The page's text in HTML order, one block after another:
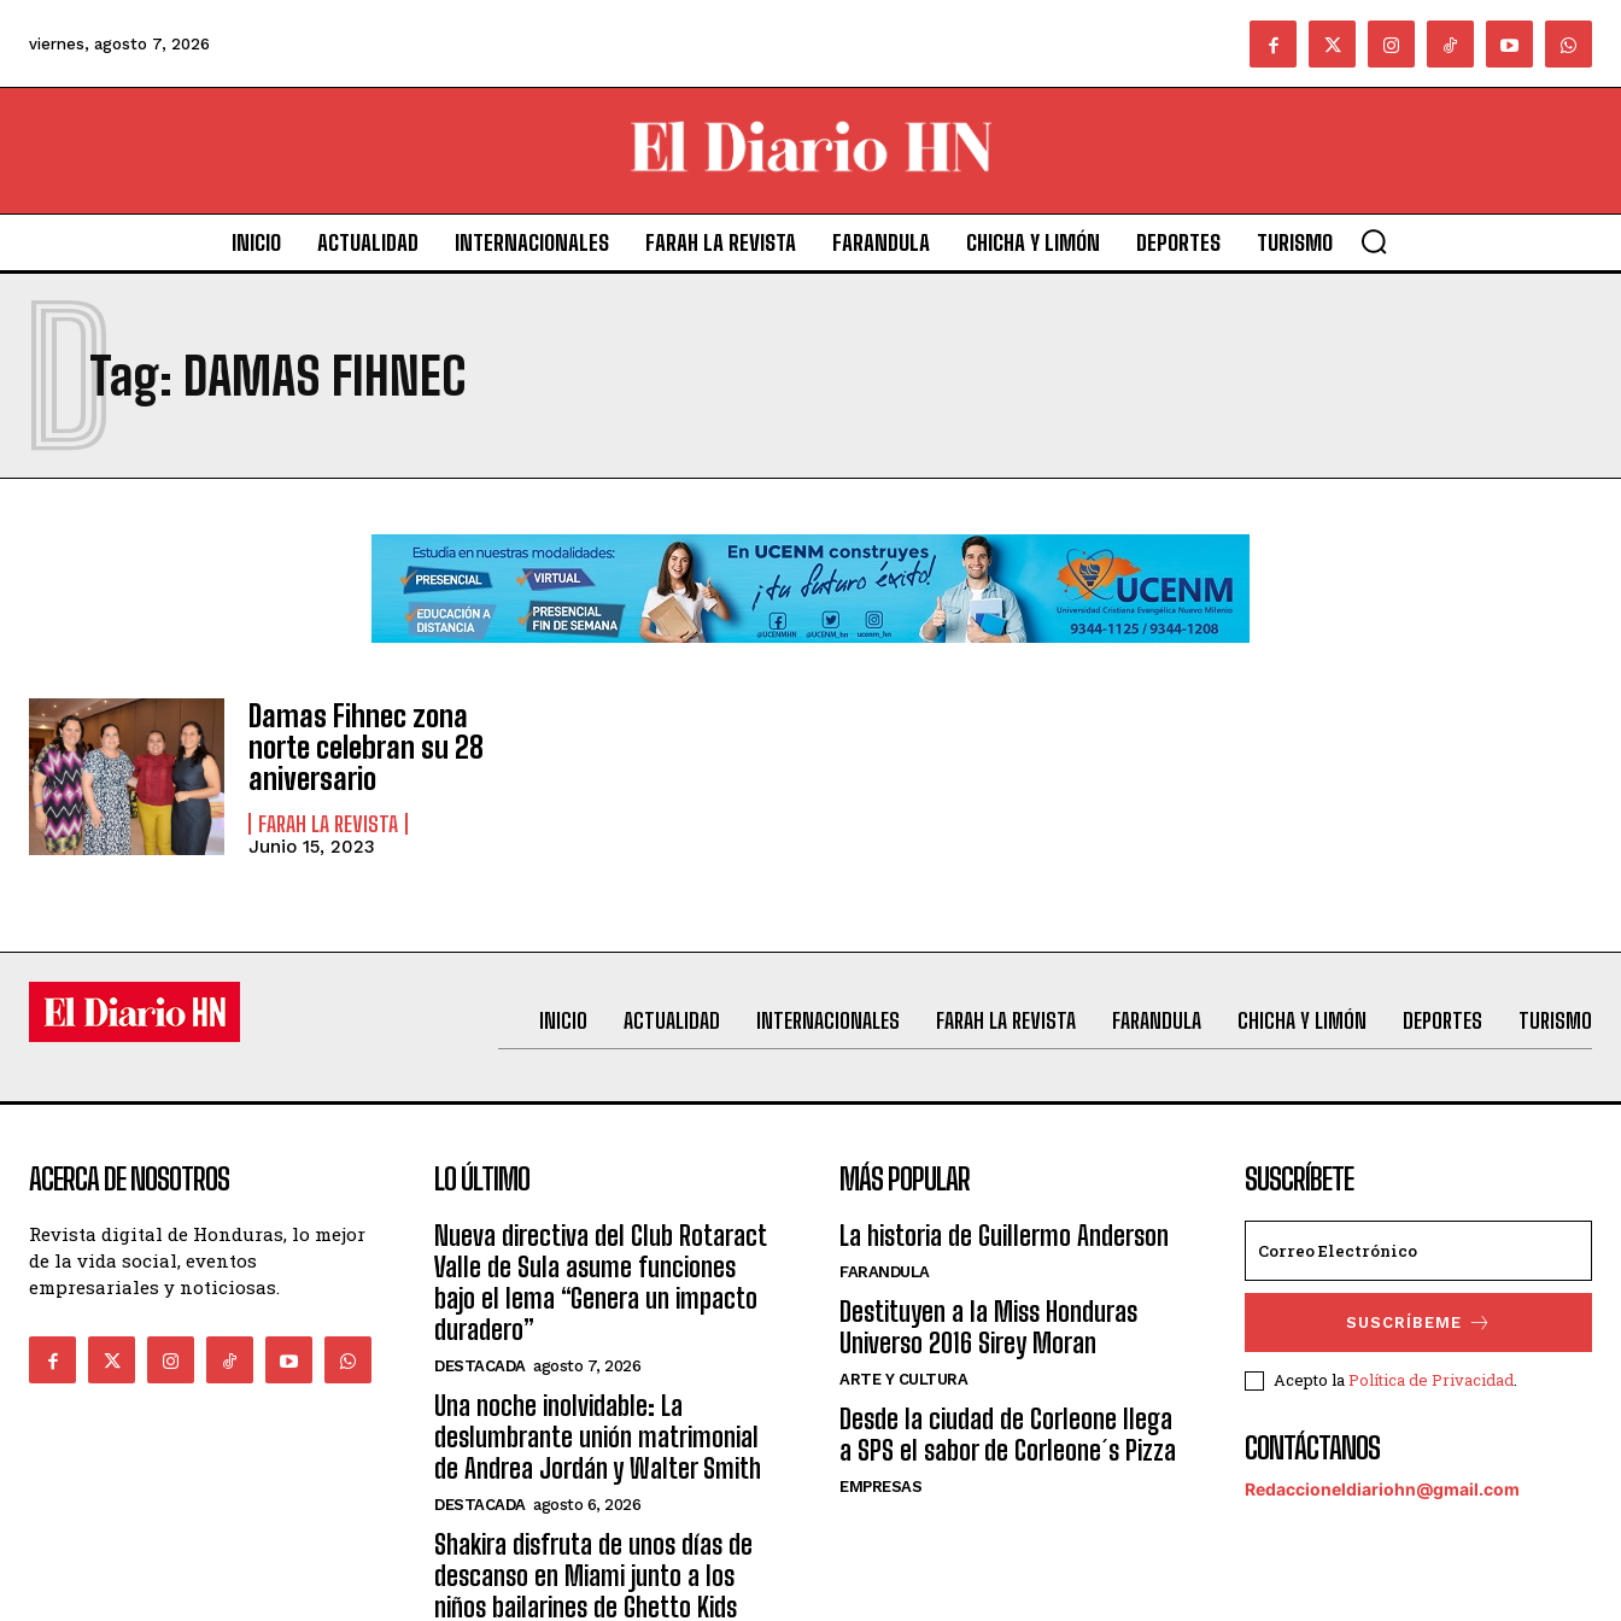
viernes, agosto 7, 2026
INICIO ACTUALIDAD INTERNACIONALES FARAH LA REVISTA FARANDULA CHICHA Y LIMÓN DEPORTES TURISMO
Tag: DAMAS FIHNEC
D
Damas Fihnec zona
norte celebran su 28
aniversario
FARAH LA REVISTA
Junio 15, 2023
INICIO ACTUALIDAD INTERNACIONALES FARAH LA REVISTA FARANDULA CHICHA Y LIMÓN DEPORTES TURISMO
ACERCA DE NOSOTROS
Revista digital de Honduras, lo mejor
de la vida social, eventos
empresariales y noticiosas.
LO ÚLTIMO
Nueva directiva del Club Rotaract
Valle de Sula asume funciones
bajo el lema “Genera un impacto
duradero”
DESTACADA agosto 7, 2026
Una noche inolvidable: La
deslumbrante unión matrimonial
de Andrea Jordán y Walter Smith
DESTACADA agosto 6, 2026
Shakira disfruta de unos días de
descanso en Miami junto a los
niños bailarines de Ghetto Kids
MÁS POPULAR
La historia de Guillermo Anderson
FARANDULA
Destituyen a la Miss Honduras
Universo 2016 Sirey Moran
ARTE Y CULTURA
Desde la ciudad de Corleone llega
a SPS el sabor de Corleone´s Pizza
EMPRESAS
SUSCRÍBETE
SUSCRÍBEME
Acepto laPolítica de Privacidad.
CONTÁCTANOS
Redaccioneldiariohn@gmail.com